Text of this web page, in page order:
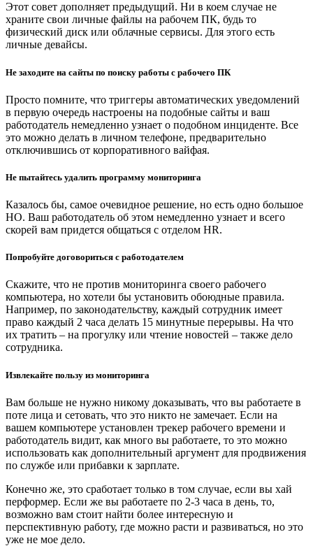
Этот совет дополняет предыдущий. Ни в коем случае не
храните свои личные файлы на рабочем ПК, будь то
физический диск или облачные сервисы. Для этого есть
личные девайсы.
Не заходите на сайты по поиску работы с рабочего ПК
Просто помните, что триггеры автоматических уведомлений
в первую очередь настроены на подобные сайты и ваш
работодатель немедленно узнает о подобном инциденте. Все
это можно делать в личном телефоне, предварительно
отключившись от корпоративного вайфая.
Не пытайтесь удалить программу мониторинга
Казалось бы, самое очевидное решение, но есть одно большое
НО. Ваш работодатель об этом немедленно узнает и всего
скорей вам придется общаться с отделом HR.
Попробуйте договориться с работодателем
Скажите, что не против мониторинга своего рабочего
компьютера, но хотели бы установить обоюдные правила.
Например, по законодательству, каждый сотрудник имеет
право каждый 2 часа делать 15 минутные перерывы. На что
их тратить – на прогулку или чтение новостей – также дело
сотрудника.
Извлекайте пользу из мониторинга
Вам больше не нужно никому доказывать, что вы работаете в
поте лица и сетовать, что это никто не замечает. Если на
вашем компьютере установлен трекер рабочего времени и
работодатель видит, как много вы работаете, то это можно
использовать как дополнительный аргумент для продвижения
по службе или прибавки к зарплате.
Конечно же, это сработает только в том случае, если вы хай
перформер. Если же вы работаете по 2-3 часа в день, то,
возможно вам стоит найти более интересную и
перспективную работу, где можно расти и развиваться, но это
уже не мое дело.